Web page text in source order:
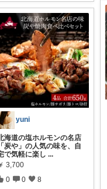
yuni
海道の塩ホルモンの名店
「炭や」の人気の味を、自
で気軽に楽し ...
3,700
0 0 8